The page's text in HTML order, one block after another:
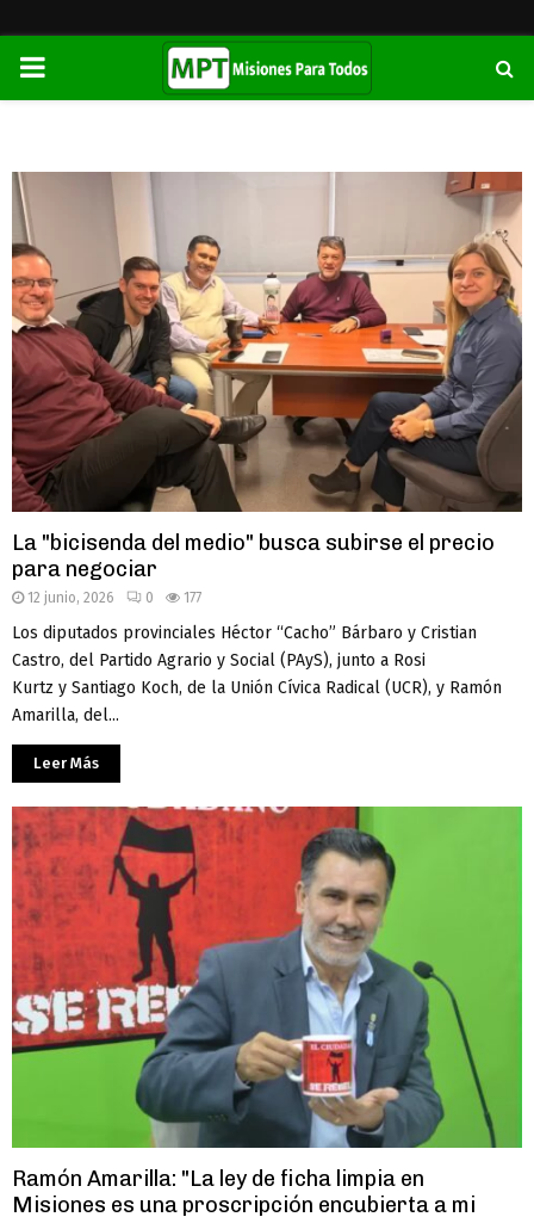
PRIMARY
La "bicisenda del medio" busca subirse el precio
para negociar
12 junio, 2026 0 177
Los diputados provinciales Héctor “Cacho” Bárbaro y Cristian
Castro, del Partido Agrario y Social (PAyS), junto a Rosi
Kurtz y Santiago Koch, de la Unión Cívica Radical (UCR), y Ramón
Amarilla, del...
Leer Más
Ramón Amarilla: "La ley de ficha limpia en
Misiones es una proscripción encubierta a mi